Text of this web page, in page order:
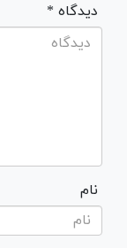
* دیدگاه
نام